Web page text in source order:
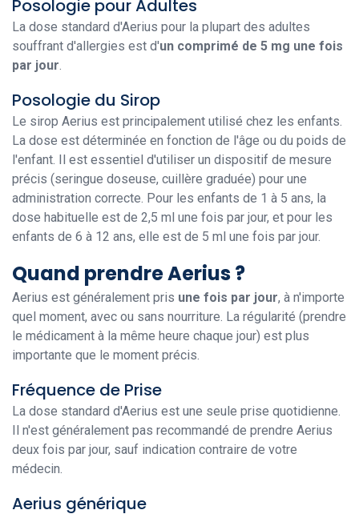
Posologie pour Adultes
La dose standard d'Aerius pour la plupart des adultes
souffrant d'allergies est d'un comprimé de 5 mg une fois
par jour.
Posologie du Sirop
Le sirop Aerius est principalement utilisé chez les enfants.
La dose est déterminée en fonction de l'âge ou du poids de
l'enfant. Il est essentiel d'utiliser un dispositif de mesure
précis (seringue doseuse, cuillère graduée) pour une
administration correcte. Pour les enfants de 1 à 5 ans, la
dose habituelle est de 2,5 ml une fois par jour, et pour les
enfants de 6 à 12 ans, elle est de 5 ml une fois par jour.
Quand prendre Aerius ?
Aerius est généralement pris une fois par jour, à n'importe
quel moment, avec ou sans nourriture. La régularité (prendre
le médicament à la même heure chaque jour) est plus
importante que le moment précis.
Fréquence de Prise
La dose standard d'Aerius est une seule prise quotidienne.
Il n'est généralement pas recommandé de prendre Aerius
deux fois par jour, sauf indication contraire de votre
médecin.
Aerius générique